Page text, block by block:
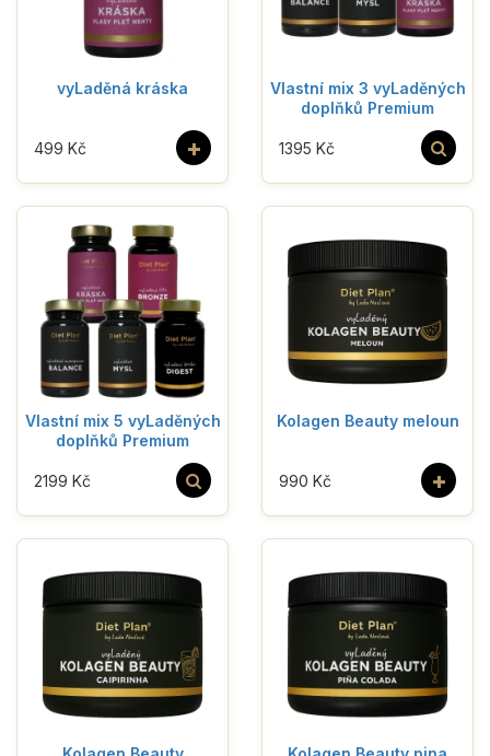
vyLaděná kráska
+
499 Kč
Vlastní mix 3 vyLaděných
doplňků Premium
1395 Kč
Vlastní mix 5 vyLaděných
doplňků Premium
2199 Kč
Kolagen Beauty meloun
+
990 Kč